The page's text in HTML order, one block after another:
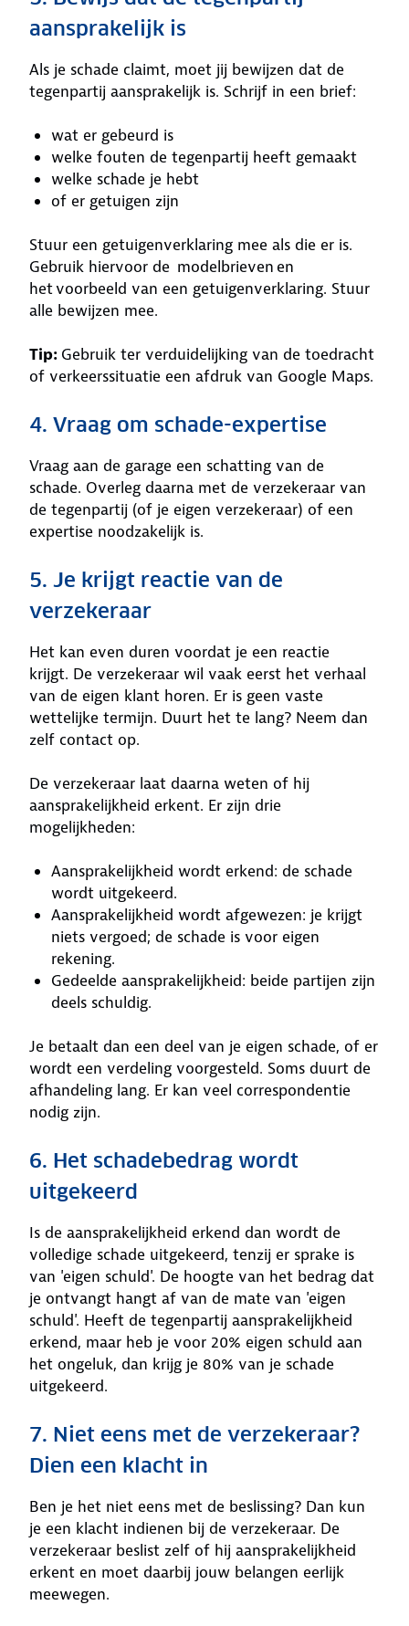
aansprakelijk is
Als je schade claimt, moet jij bewijzen dat de
tegenpartij aansprakelijk is. Schrijf in een brief:
wat er gebeurd is
welke fouten de tegenpartij heeft gemaakt
welke schade je hebt
of er getuigen zijn
Stuur een getuigenverklaring mee als die er is.
Gebruik hiervoor de modelbrieven en
het voorbeeld van een getuigenverklaring. Stuur
alle bewijzen mee.
Tip: Gebruik ter verduidelijking van de toedracht
of verkeerssituatie een afdruk van Google Maps.
4. Vraag om schade-expertise
Vraag aan de garage een schatting van de
schade. Overleg daarna met de verzekeraar van
de tegenpartij (of je eigen verzekeraar) of een
expertise noodzakelijk is.
5. Je krijgt reactie van de
verzekeraar
Het kan even duren voordat je een reactie
krijgt. De verzekeraar wil vaak eerst het verhaal
van de eigen klant horen. Er is geen vaste
wettelijke termijn. Duurt het te lang? Neem dan
zelf contact op.
De verzekeraar laat daarna weten of hij
aansprakelijkheid erkent. Er zijn drie
mogelijkheden:
Aansprakelijkheid wordt erkend: de schade
wordt uitgekeerd.
Aansprakelijkheid wordt afgewezen: je krijgt
niets vergoed; de schade is voor eigen
rekening.
Gedeelde aansprakelijkheid: beide partijen zijn
deels schuldig.
Je betaalt dan een deel van je eigen schade, of er
wordt een verdeling voorgesteld. Soms duurt de
afhandeling lang. Er kan veel correspondentie
nodig zijn.
6. Het schadebedrag wordt
uitgekeerd
Is de aansprakelijkheid erkend dan wordt de
volledige schade uitgekeerd, tenzij er sprake is
van 'eigen schuld'. De hoogte van het bedrag dat
je ontvangt hangt af van de mate van 'eigen
schuld'. Heeft de tegenpartij aansprakelijkheid
erkend, maar heb je voor 20% eigen schuld aan
het ongeluk, dan krijg je 80% van je schade
uitgekeerd.
7. Niet eens met de verzekeraar?
Dien een klacht in
Ben je het niet eens met de beslissing? Dan kun
je een klacht indienen bij de verzekeraar. De
verzekeraar beslist zelf of hij aansprakelijkheid
erkent en moet daarbij jouw belangen eerlijk
meewegen.